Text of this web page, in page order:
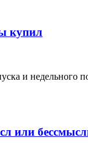
купил
и недельного
или